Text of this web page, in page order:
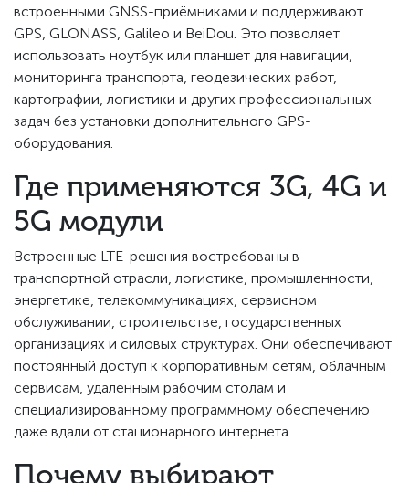
встроенными GNSS-приёмниками и поддерживают
GPS, GLONASS, Galileo и BeiDou. Это позволяет
использовать ноутбук или планшет для навигации,
мониторинга транспорта, геодезических работ,
картографии, логистики и других профессиональных
задач без установки дополнительного GPS-
оборудования.
Где применяются 3G, 4G и
5G модули
Встроенные LTE-решения востребованы в
транспортной отрасли, логистике, промышленности,
энергетике, телекоммуникациях, сервисном
обслуживании, строительстве, государственных
организациях и силовых структурах. Они обеспечивают
постоянный доступ к корпоративным сетям, облачным
сервисам, удалённым рабочим столам и
специализированному программному обеспечению
даже вдали от стационарного интернета.
Почему выбирают